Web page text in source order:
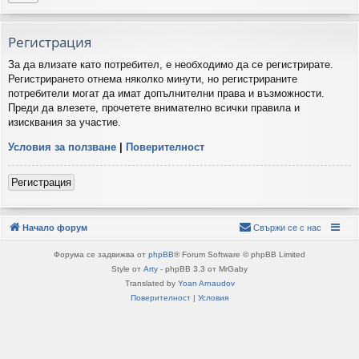
Регистрация
За да влизате като потребител, е необходимо да се регистрирате.
Регистрирането отнема няколко минути, но регистрираните
потребители могат да имат допълнителни права и възможности.
Преди да влезете, прочетете внимателно всички правила и
изисквания за участие.
Условия за ползване Поверителност
Регистрация
Начало форум Свържи се с нас
Форума се задвижва от phpBB® Forum Software © phpBB Limited
Style от Arty - phpBB 3.3 от MrGaby
Translated by Yoan Arnaudov
Поверителност
Условия